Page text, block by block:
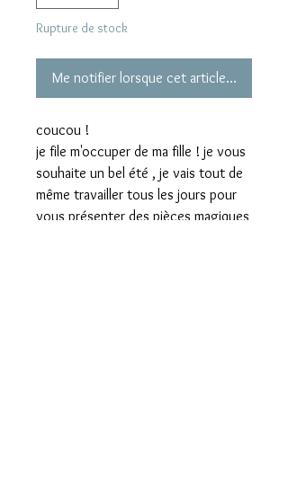
Rupture de stock
Me notifier lorsque cet article est
coucou !
je file m'occuper de ma fille ! je vous
souhaite un bel été , je vais tout de
même travailler tous les jours pour
vous présenter des pièces magiques